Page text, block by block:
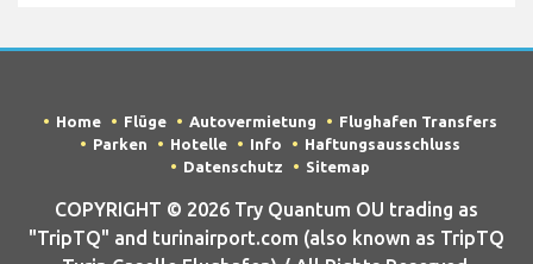
Home Flüge Autovermietung
Flughafen Transfers
Parken
Hotelle Info
Haftungsausschluss
Datenschutz
Sitemap
COPYRIGHT © 2026 Try Quantum OU trading as
"TripTQ" and turinairport.com (also known as TripTQ